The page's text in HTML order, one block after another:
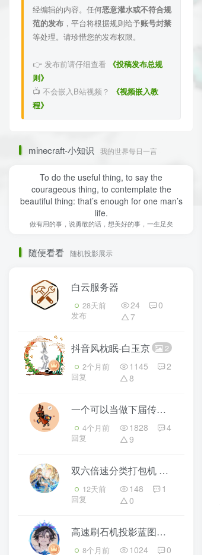
经编辑的内容。任何恶意灌水或不符合规
范的发布 ，平台将根据规则给予账号封禁
等处理。请珍惜您的发布权限。
👉 发布前请仔细查看 《投稿发布总规
则》
📺 不会嵌入B站视频？
《视频嵌入教
程》
minecraft-小知识 我的世界每日一言
To do the useful thing, to say the
courageous thing, to contemplate the
beautiful thing: that’s enough for one man’s
life.
做有用的事，说勇敢的话，想美好的事，一生足矣
随便看看 随机投影展示
白云服务器
28天前
发布
24
0
7
抖音风枕眠-白玉京 2
2个月前
回复
1145
2
8
一个可以当做下届传送门的牌坊
4个月前
回复
1828
4
9
双六倍速分类打包机
12天前
回复
148
1
0
高速刷石机投影蓝图（带 TNT 复制）- 我的世界红石生电自动化
8个月前 1024 0